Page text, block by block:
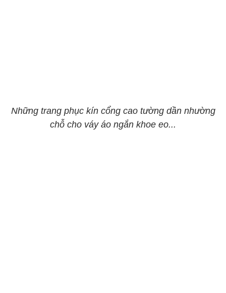
Những trang phục kín cổng cao tường dần nhường
chỗ cho váy áo ngắn khoe eo...